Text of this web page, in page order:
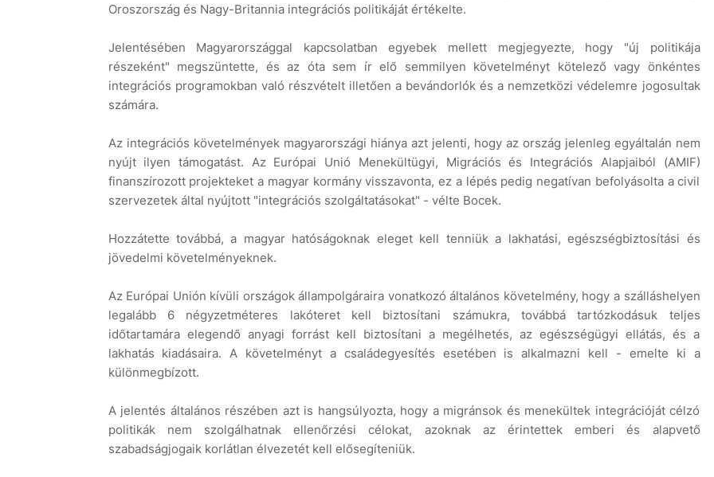
Oroszország és Nagy-Britannia integrációs politikáját értékelte.
Jelentésében Magyarországgal kapcsolatban egyebek mellett megjegyezte, hogy "új politikája
részeként" megszüntette, és az óta sem ír elő semmilyen követelményt kötelező vagy önkéntes
integrációs programokban való részvételt illetően a bevándorlók és a nemzetközi védelemre jogosultak
számára.
Az integrációs követelmények magyarországi hiánya azt jelenti, hogy az ország jelenleg egyáltalán nem
nyújt ilyen támogatást. Az Európai Unió Menekültügyi, Migrációs és Integrációs Alapjaiból (AMIF)
finanszírozott projekteket a magyar kormány visszavonta, ez a lépés pedig negatívan befolyásolta a civil
szervezetek által nyújtott "integrációs szolgáltatásokat" - vélte Bocek.
Hozzátette továbbá, a magyar hatóságoknak eleget kell tenniük a lakhatási, egészségbiztosítási és
jövedelmi követelményeknek.
Az Európai Unión kívüli országok állampolgáraira vonatkozó általános követelmény, hogy a szálláshelyen
legalább 6 négyzetméteres lakóteret kell biztosítani számukra, továbbá tartózkodásuk teljes
időtartamára elegendő anyagi forrást kell biztosítani a megélhetés, az egészségügyi ellátás, és a
lakhatás kiadásaira. A követelményt a családegyesítés esetében is alkalmazni kell - emelte ki a
különmegbízott.
A jelentés általános részében azt is hangsúlyozta, hogy a migránsok és menekültek integrációját célzó
politikák nem szolgálhatnak ellenőrzési célokat, azoknak az érintettek emberi és alapvető
szabadságjogaik korlátlan élvezetét kell elősegíteniük.